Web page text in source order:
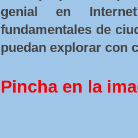
genial en
fundamentales de
puedan explorar con
Pincha en la